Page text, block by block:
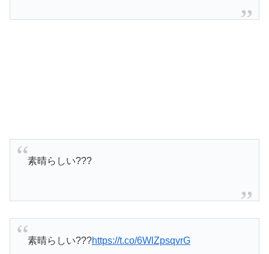
素晴らしい???
素晴らしい???https://t.co/6WlZpsqvrG